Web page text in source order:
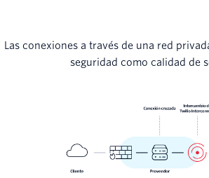
Las conexiones a través de una red
seguridad como calidad de